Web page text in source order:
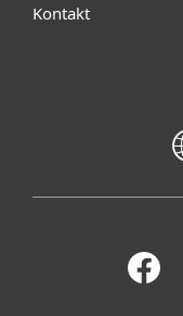
Kontakt